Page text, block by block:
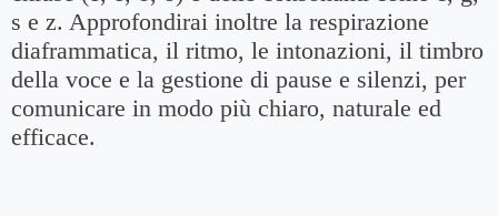
s e z. Approfondirai inoltre la respirazione
diaframmatica, il ritmo, le intonazioni, il timbro
della voce e la gestione di pause e silenzi, per
comunicare in modo più chiaro, naturale ed
efficace.